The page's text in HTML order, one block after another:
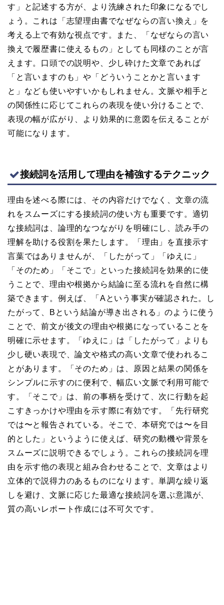
す」と記述する方が、より洗練された印象になるでし
ょう。これは「志望理由書でなぜならの言い換え」を
考える上で有効な視点です。また、「なぜならの言い
換えで履歴書に使えるもの」としても同様のことが言
えます。口頭での説明や、少し砕けた文章であれば
「と言いますのも」や「どういうことかと言います
と」なども使いやすいかもしれません。文脈や相手と
の関係性に応じてこれらの表現を使い分けることで、
表現の幅が広がり、より効果的に意図を伝えることが
可能になります。
接続詞を活用して理由を補強するテクニック
理由を述べる際には、その内容だけでなく、文章の流
れをスムーズにする接続詞の使い方も重要です。適切
な接続詞は、論理的なつながりを明確にし、読み手の
理解を助ける役割を果たします。「理由」を直接示す
言葉ではありませんが、「したがって」「ゆえに」
「そのため」「そこで」といった接続詞を効果的に使
うことで、理由や根拠から結論に至る流れを自然に構
築できます。例えば、「Aという事実が確認された。し
たがって、Bという結論が導き出される」のように使う
ことで、前文が後文の理由や根拠になっていることを
明確に示せます。「ゆえに」は「したがって」よりも
少し硬い表現で、論文や格式の高い文章で使われるこ
とがあります。「そのため」は、原因と結果の関係を
シンプルに示すのに便利で、幅広い文脈で利用可能で
す。「そこで」は、前の事柄を受けて、次に行動を起
こすきっかけや理由を示す際に有効です。「先行研究
では〜と報告されている。そこで、本研究では〜を目
的とした」というように使えば、研究の動機や背景を
スムーズに説明できるでしょう。これらの接続詞を理
由を示す他の表現と組み合わせることで、文章はより
立体的で説得力のあるものになります。単調な繰り返
しを避け、文脈に応じた最適な接続詞を選ぶ意識が、
質の高いレポート作成には不可欠です。